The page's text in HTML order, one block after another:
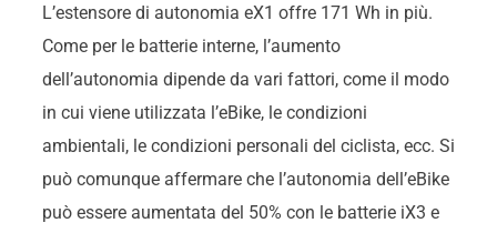
L’estensore di autonomia eX1 offre 171 Wh in più.
Come per le batterie interne, l’aumento
dell’autonomia dipende da vari fattori, come il modo
in cui viene utilizzata l’eBike, le condizioni
ambientali, le condizioni personali del ciclista, ecc. Si
può comunque affermare che l’autonomia dell’eBike
può essere aumentata del 50% con le batterie iX3 e